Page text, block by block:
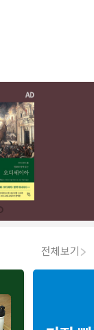
전체보기